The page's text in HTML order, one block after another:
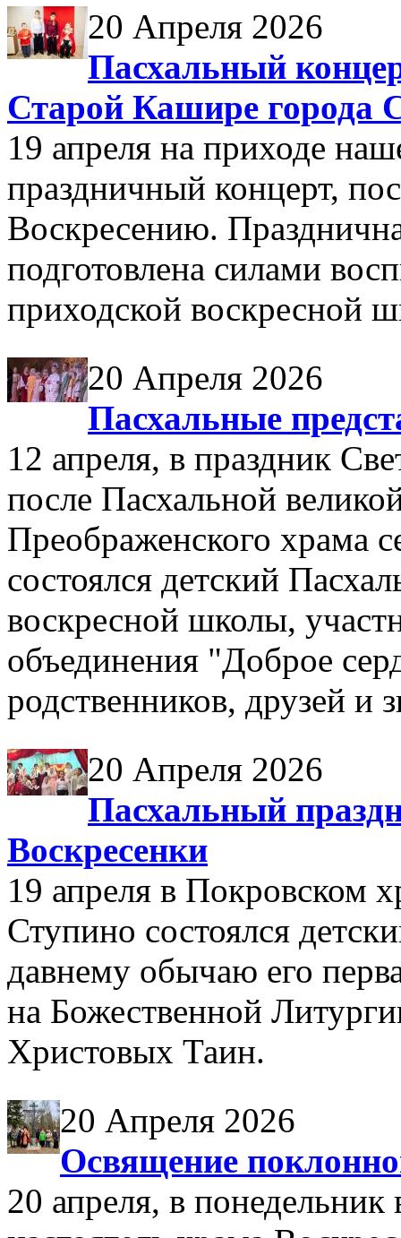
20 Апреля 2026
Пасхальный
Старой Кашире города
19 апреля на приходе
праздничный концерт,
Воскресению.
подготовлена силами
приходской воскресной
20 Апреля 2026
Пасхальные
12 апреля, в праздник
после Пасхальной
Преображенского храма
состоялся детский
воскресной школы,
объединения "Доброе
родственников, друзей и
20 Апреля 2026
Пасхальный
Воскресенки
19 апреля в Покровском
Ступино состоялся
давнему обычаю его
на Божественной
Христовых Таин.
20 Апреля 2026
Освящение
20 апреля, в